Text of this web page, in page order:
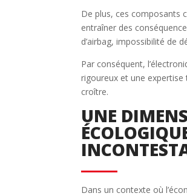
De plus, ces composants
entraîner des
d’airbag, impossibilité de
Par conséquent,
rigoureux et une
croître.
UNE
Dans un contexte où